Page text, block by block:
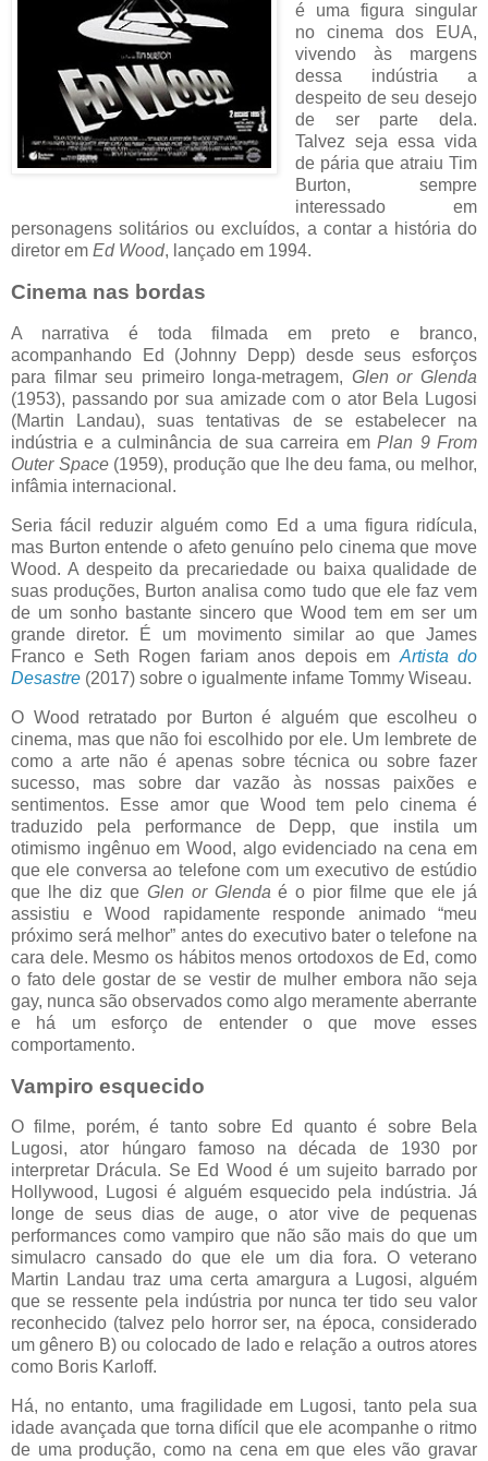
é uma figura singular
no cinema dos EUA,
vivendo às margens
dessa indústria a
despeito de seu desejo
de ser parte dela.
Talvez seja essa vida
de pária que atraiu Tim
Burton, sempre
interessado em
personagens solitários ou excluídos, a contar a história do
diretor em Ed Wood, lançado em 1994.
Cinema nas bordas
A narrativa é toda filmada em preto e branco,
acompanhando Ed (Johnny Depp) desde seus esforços
para filmar seu primeiro longa-metragem, Glen or Glenda
(1953), passando por sua amizade com o ator Bela Lugosi
(Martin Landau), suas tentativas de se estabelecer na
indústria e a culminância de sua carreira emPlan 9 From
Outer Space (1959), produção que lhe deu fama, ou melhor,
infâmia internacional.
Seria fácil reduzir alguém como Ed a uma figura ridícula,
mas Burton entende o afeto genuíno pelo cinema que move
Wood. A despeito da precariedade ou baixa qualidade de
suas produções, Burton analisa como tudo que ele faz vem
de um sonho bastante sincero que Wood tem em ser um
grande diretor. É um movimento similar ao que James
Franco e Seth Rogen fariam anos depois em Artista do
Desastre (2017) sobre o igualmente infame Tommy Wiseau.
O Wood retratado por Burton é alguém que escolheu o
cinema, mas que não foi escolhido por ele. Um lembrete de
como a arte não é apenas sobre técnica ou sobre fazer
sucesso, mas sobre dar vazão às nossas paixões e
sentimentos. Esse amor que Wood tem pelo cinema é
traduzido pela performance de Depp, que instila um
otimismo ingênuo em Wood, algo evidenciado na cena em
que ele conversa ao telefone com um executivo de estúdio
que lhe diz que Glen or Glendaé o pior filme que ele já
assistiu e Wood rapidamente responde animado “meu
próximo será melhor” antes do executivo bater o telefone na
cara dele. Mesmo os hábitos menos ortodoxos de Ed, como
o fato dele gostar de se vestir de mulher embora não seja
gay, nunca são observados como algo meramente aberrante
e há um esforço de entender o que move esses
comportamento.
Vampiro esquecido
O filme, porém, é tanto sobre Ed quanto é sobre Bela
Lugosi, ator húngaro famoso na década de 1930 por
interpretar Drácula. Se Ed Wood é um sujeito barrado por
Hollywood, Lugosi é alguém esquecido pela indústria. Já
longe de seus dias de auge, o ator vive de pequenas
performances como vampiro que não são mais do que um
simulacro cansado do que ele um dia fora. O veterano
Martin Landau traz uma certa amargura a Lugosi, alguém
que se ressente pela indústria por nunca ter tido seu valor
reconhecido (talvez pelo horror ser, na época, considerado
um gênero B) ou colocado de lado e relação a outros atores
como Boris Karloff.
Há, no entanto, uma fragilidade em Lugosi, tanto pela sua
idade avançada que torna difícil que ele acompanhe o ritmo
de uma produção, como na cena em que eles vão gravar